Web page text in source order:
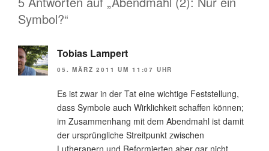
Symbol?“
Tobias Lampert
05. MÄRZ 2011 UM 11:07 UHR
Es ist zwar in der Tat eine wichtige Feststellung,
dass Symbole auch Wirklichkeit schaffen können;
im Zusammenhang mit dem Abendmahl ist damit
der ursprüngliche Streitpunkt zwischen